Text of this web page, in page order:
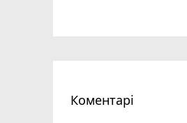
Коментарі